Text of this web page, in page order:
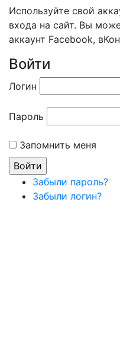
Используйте свой
входа на сайт. Вы
аккаунт Facebook,
Войти
Логин
Пароль
Запомнить меня
Забыли пароль?
Забыли логин?